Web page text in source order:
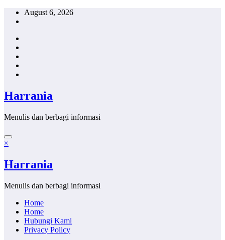
Skip
August 6, 2026
Harrania
Menulis dan berbagi informasi
×
Harrania
Menulis dan berbagi informasi
Home
Home
Hubungi Kami
Privacy Policy